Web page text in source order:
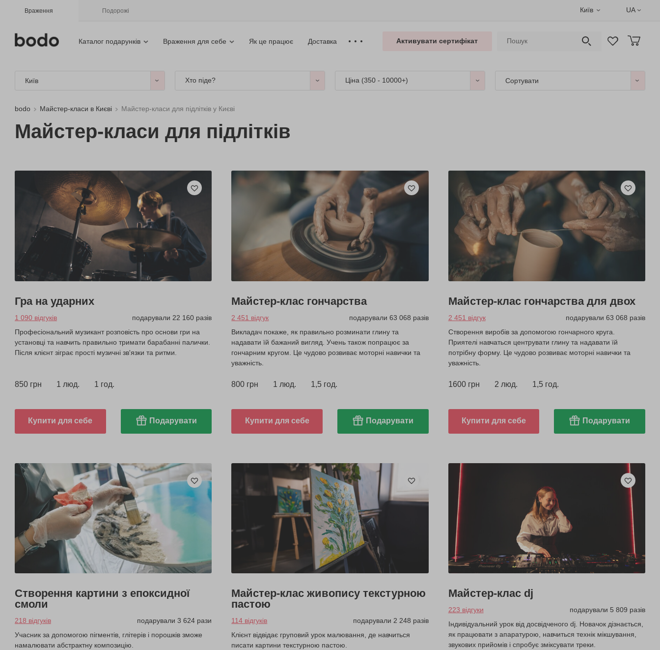
Враження Подорожі Київ UA
Каталог подарунків Враження для себе Як це працює Доставка Активувати сертифікат
Київ Хто піде? Ціна (350 - 10000+) Сортувати
bodo Майстер-класи в Києві Майстер-класи для підлітків у Києві
Майстер-класи для підлітків
Гра на ударних
1 090 відгуків
подарували 22 160 разів
Професіональний музикант розповість про основи гри на
установці та навчить правильно тримати барабанні палички.
Після клієнт зіграє прості музичні зв'язки та ритми.
850 грн 1 люд. 1 год.
Купити для себе Подарувати
Майстер-клас гончарства
2 451 відгук
подарували 63 068 разів
Викладач покаже, як правильно розминати глину та
надавати їй бажаний вигляд. Учень також попрацює за
гончарним кругом. Це чудово розвиває моторні навички та
уважність.
800 грн 1 люд. 1,5 год.
Купити для себе Подарувати
Майстер-клас гончарства для двох
2 451 відгук
подарували 63 068 разів
Створення виробів за допомогою гончарного круга.
Приятелі навчаться центрувати глину та надавати їй
потрібну форму. Це чудово розвиває моторні навички та
уважність.
1600 грн 2 люд. 1,5 год.
Купити для себе Подарувати
Створення картини з епоксидної
смоли
218 відгуків
подарували 3 624 рази
Учасник за допомогою пігментів, глітерів і порошків зможе
намалювати абстрактну композицію.
Майстер-клас живопису текстурною
пастою
114 відгуків
подарували 2 248 разів
Клієнт відвідає груповий урок малювання, де навчиться
писати картини текстурною пастою.
Майстер-клас dj
223 відгуки
подарували 5 809 разів
Індивідуальний урок від досвідченого dj. Новачок дізнається,
як працювати з апаратурою, навчиться технік мікшування,
звукових прийомів і спробує зміксувати треки.